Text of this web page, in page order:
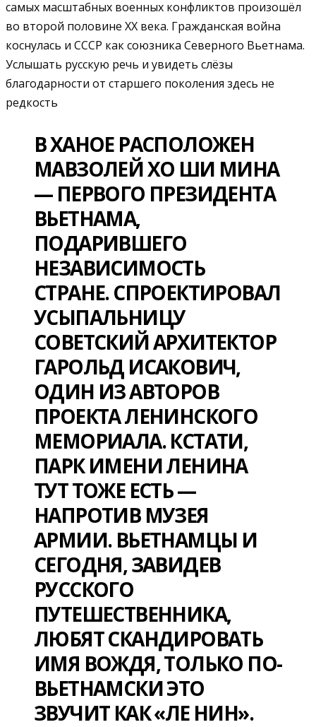
самых масштабных военных конфликтов произошёл
во второй половине XX века. Гражданская война
коснулась и СССР как союзника Северного Вьетнама.
Услышать русскую речь и увидеть слёзы
благодарности от старшего поколения здесь не
редкость
В ХАНОЕ РАСПОЛОЖЕН
МАВЗОЛЕЙ ХО ШИ МИНА
— ПЕРВОГО ПРЕЗИДЕНТА
ВЬЕТНАМА,
ПОДАРИВШЕГО
НЕЗАВИСИМОСТЬ
СТРАНЕ. СПРОЕКТИРОВАЛ
УСЫПАЛЬНИЦУ
СОВЕТСКИЙ АРХИТЕКТОР
ГАРОЛЬД ИСАКОВИЧ,
ОДИН ИЗ АВТОРОВ
ПРОЕКТА ЛЕНИНСКОГО
МЕМОРИАЛА. КСТАТИ,
ПАРК ИМЕНИ ЛЕНИНА
ТУТ ТОЖЕ ЕСТЬ —
НАПРОТИВ МУЗЕЯ
АРМИИ. ВЬЕТНАМЦЫ И
СЕГОДНЯ, ЗАВИДЕВ
РУССКОГО
ПУТЕШЕСТВЕННИКА,
ЛЮБЯТ СКАНДИРОВАТЬ
ИМЯ ВОЖДЯ, ТОЛЬКО ПО-
ВЬЕТНАМСКИ ЭТО
ЗВУЧИТ КАК «ЛЕ НИН».